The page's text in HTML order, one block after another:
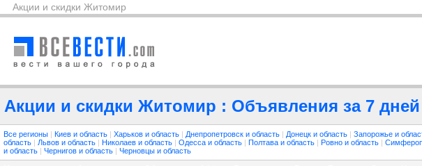
Акции и скидки Житомир
Акции и скидки Житомир : Объявления за 7 дней
Все регионы | Киев и область | Харьков и область | Днепропетровск и область | Донецк и область | Запорожье и
область | Львов и область | Николаев и область | Одесса и область | Полтава и область | Ровно и область |
и область | Чернигов и область | Черновцы и область